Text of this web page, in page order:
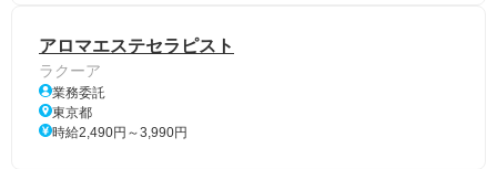
アロマエステセラピスト
ラクーア
業務委託
東京都
時給2,490円～3,990円